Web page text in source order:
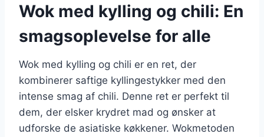
Wok med kylling og chili: En
smagsoplevelse for alle
Wok med kylling og chili er en ret, der
kombinerer saftige kyllingestykker med den
intense smag af chili. Denne ret er perfekt til
dem, der elsker krydret mad og ønsker at
udforske de asiatiske køkkener. Wokmetoden